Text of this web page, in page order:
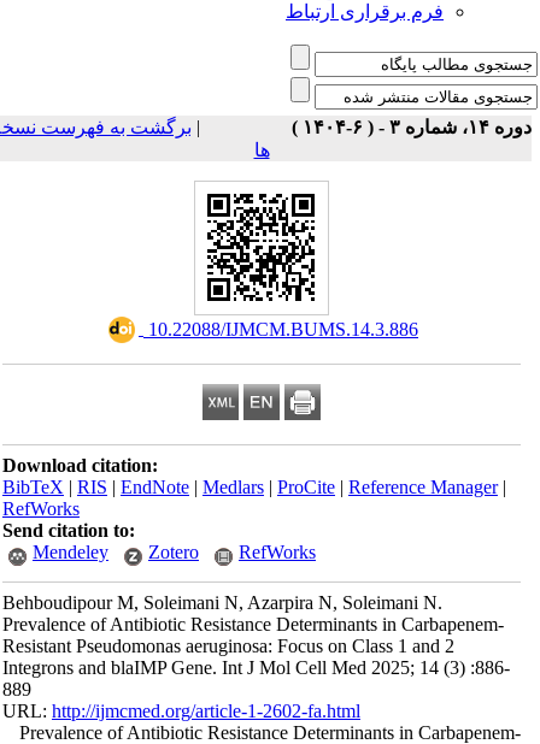
فرم برقراری ارتباط
شماره ۳ - ( ۶-۱۴۰۴ )
برگشت به فهرست نسخه
ها
‎ 10.22088/IJMCM.BUMS.14.3.886
Download citation:
BibTeX|RIS|EndNote|Medlars|ProCite|Reference Manager
RefWorks
Send citation to:
Mendeley
Zotero RefWorks
Behboudipour M, Soleimani N, Azarpira N, Soleimani N.
Prevalence of Antibiotic Resistance Determinants in Carbapenem-
Resistant Pseudomonas aeruginosa: Focus on Class 1 and 2
Integrons and blaIMP Gene. Int J Mol Cell Med 2025; 14 (3) :886-
889
URL:http://ijmcmed.org/article-1-2602-fa.html
Prevalence of Antibiotic Resistance Determinants in Carbapenem-